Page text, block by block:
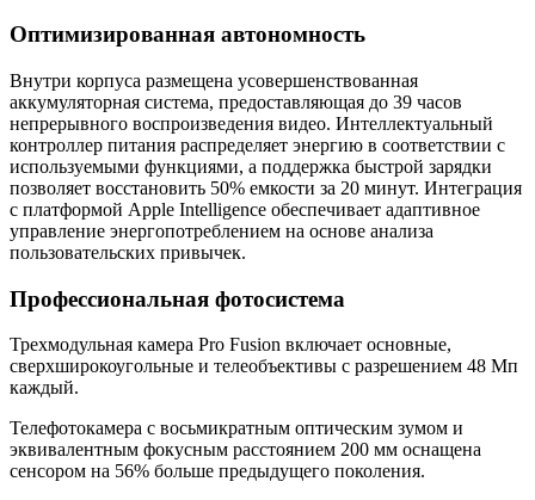
Оптимизированная автономность
Внутри корпуса размещена усовершенствованная
аккумуляторная система, предоставляющая до 39 часов
непрерывного воспроизведения видео. Интеллектуальный
контроллер питания распределяет энергию в соответствии с
используемыми функциями, а поддержка быстрой зарядки
позволяет восстановить 50% емкости за 20 минут. Интеграция
с платформой Apple Intelligence обеспечивает адаптивное
управление энергопотреблением на основе анализа
пользовательских привычек.
Профессиональная фотосистема
Трехмодульная камера Pro Fusion включает основные,
сверхширокоугольные и телеобъективы с разрешением 48 Мп
каждый.
Телефотокамера с восьмикратным оптическим зумом и
эквивалентным фокусным расстоянием 200 мм оснащена
сенсором на 56% больше предыдущего поколения.